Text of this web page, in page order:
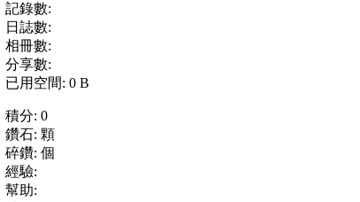
記錄數:
日誌數:
相冊數:
分享數:
已用空間: 0 B
積分: 0
鑽石: 顆
碎鑽: 個
經驗:
幫助: